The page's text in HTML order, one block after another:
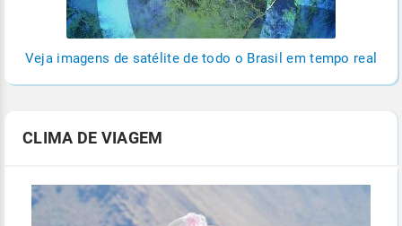
Veja imagens de satélite de todo o Brasil em tempo real
CLIMA DE VIAGEM